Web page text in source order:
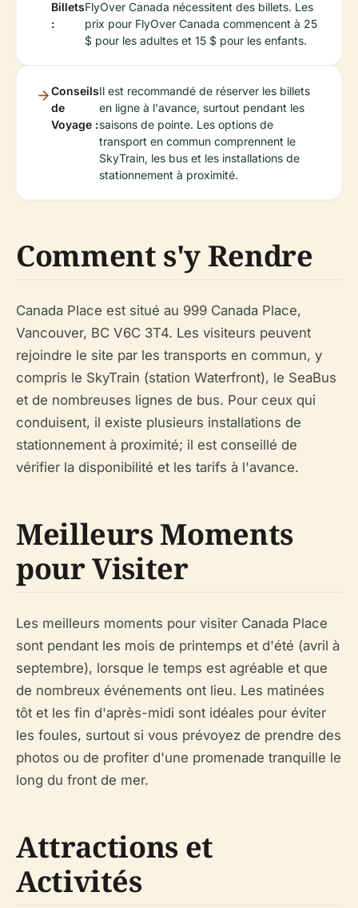
Billets
:
FlyOver Canada nécessitent des billets. Les
prix pour FlyOver Canada commencent à 25
$ pour les adultes et 15 $ pour les enfants.
Conseils
de
Voyage :
Il est recommandé de réserver les billets
en ligne à l'avance, surtout pendant les
saisons de pointe. Les options de
transport en commun comprennent le
SkyTrain, les bus et les installations de
stationnement à proximité.
Comment s'y Rendre
Canada Place est situé au 999 Canada Place,
Vancouver, BC V6C 3T4. Les visiteurs peuvent
rejoindre le site par les transports en commun, y
compris le SkyTrain (station Waterfront), le SeaBus
et de nombreuses lignes de bus. Pour ceux qui
conduisent, il existe plusieurs installations de
stationnement à proximité; il est conseillé de
vérifier la disponibilité et les tarifs à l'avance.
Meilleurs Moments
pour Visiter
Les meilleurs moments pour visiter Canada Place
sont pendant les mois de printemps et d'été (avril à
septembre), lorsque le temps est agréable et que
de nombreux événements ont lieu. Les matinées
tôt et les fin d'après-midi sont idéales pour éviter
les foules, surtout si vous prévoyez de prendre des
photos ou de profiter d'une promenade tranquille le
long du front de mer.
Attractions et
Activités